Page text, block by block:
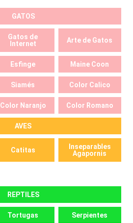
GATOS
Gatos de
Internet
Arte de Gatos
Esfinge Maine Coon
Siamés Color Calico
Color Naranjo Color Romano
AVES
Catitas
Inseparables
Agapornis
REPTILES
Tortugas Serpientes